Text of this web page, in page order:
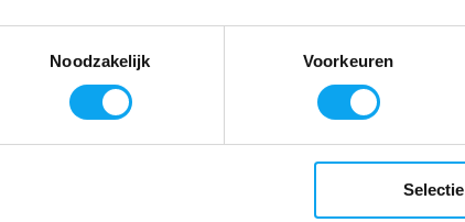
Noodzakelijk
Voorkeuren
Meld mij aan